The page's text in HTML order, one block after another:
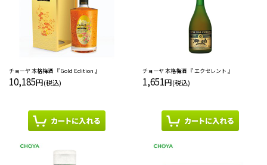
チョーヤ 本格梅酒 『 Gold Edition 』
10,185円(税込)
チョーヤ 本格梅酒 『 エクセレント 』
1,651円(税込)